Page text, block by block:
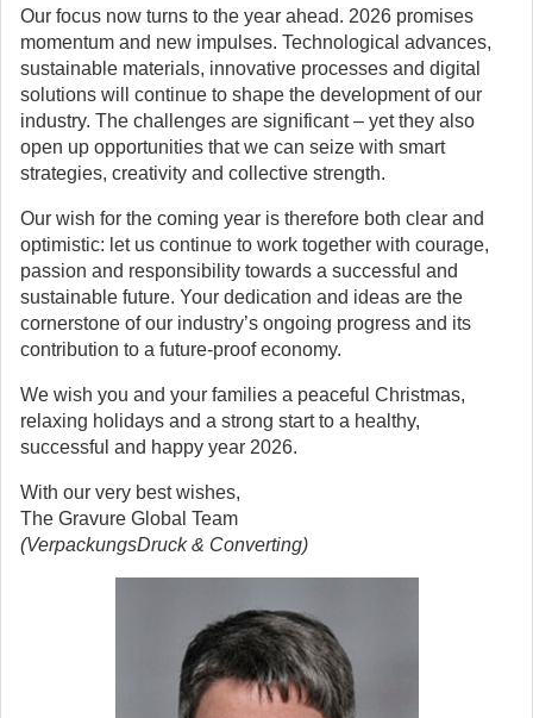
Our focus now turns to the year ahead. 2026 promises
momentum and new impulses. Technological advances,
sustainable materials, innovative processes and digital
solutions will continue to shape the development of our
industry. The challenges are significant – yet they also
open up opportunities that we can seize with smart
strategies, creativity and collective strength.
Our wish for the coming year is therefore both clear and
optimistic: let us continue to work together with courage,
passion and responsibility towards a successful and
sustainable future. Your dedication and ideas are the
cornerstone of our industry’s ongoing progress and its
contribution to a future-proof economy.
We wish you and your families a peaceful Christmas,
relaxing holidays and a strong start to a healthy,
successful and happy year 2026.
With our very best wishes,
The Gravure Global Team
(VerpackungsDruck & Converting)